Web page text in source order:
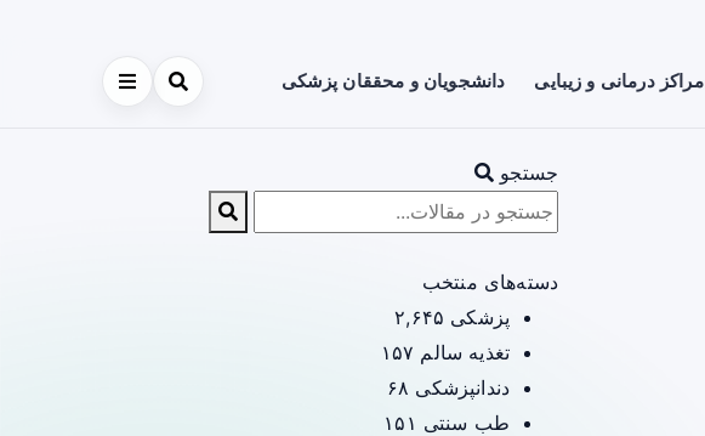
مراکز درمانی و زیبایی دانشجویان و محققان پزشکی
جستجو
دسته‌های منتخب
پزشکی ۲,۶۴۵
تغذیه سالم ۱۵۷
دندانپزشکی ۶۸
طب سنتی ۱۵۱